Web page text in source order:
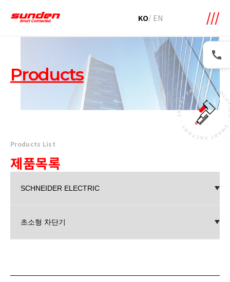
KO/ EN
Products
Products List
제품목록